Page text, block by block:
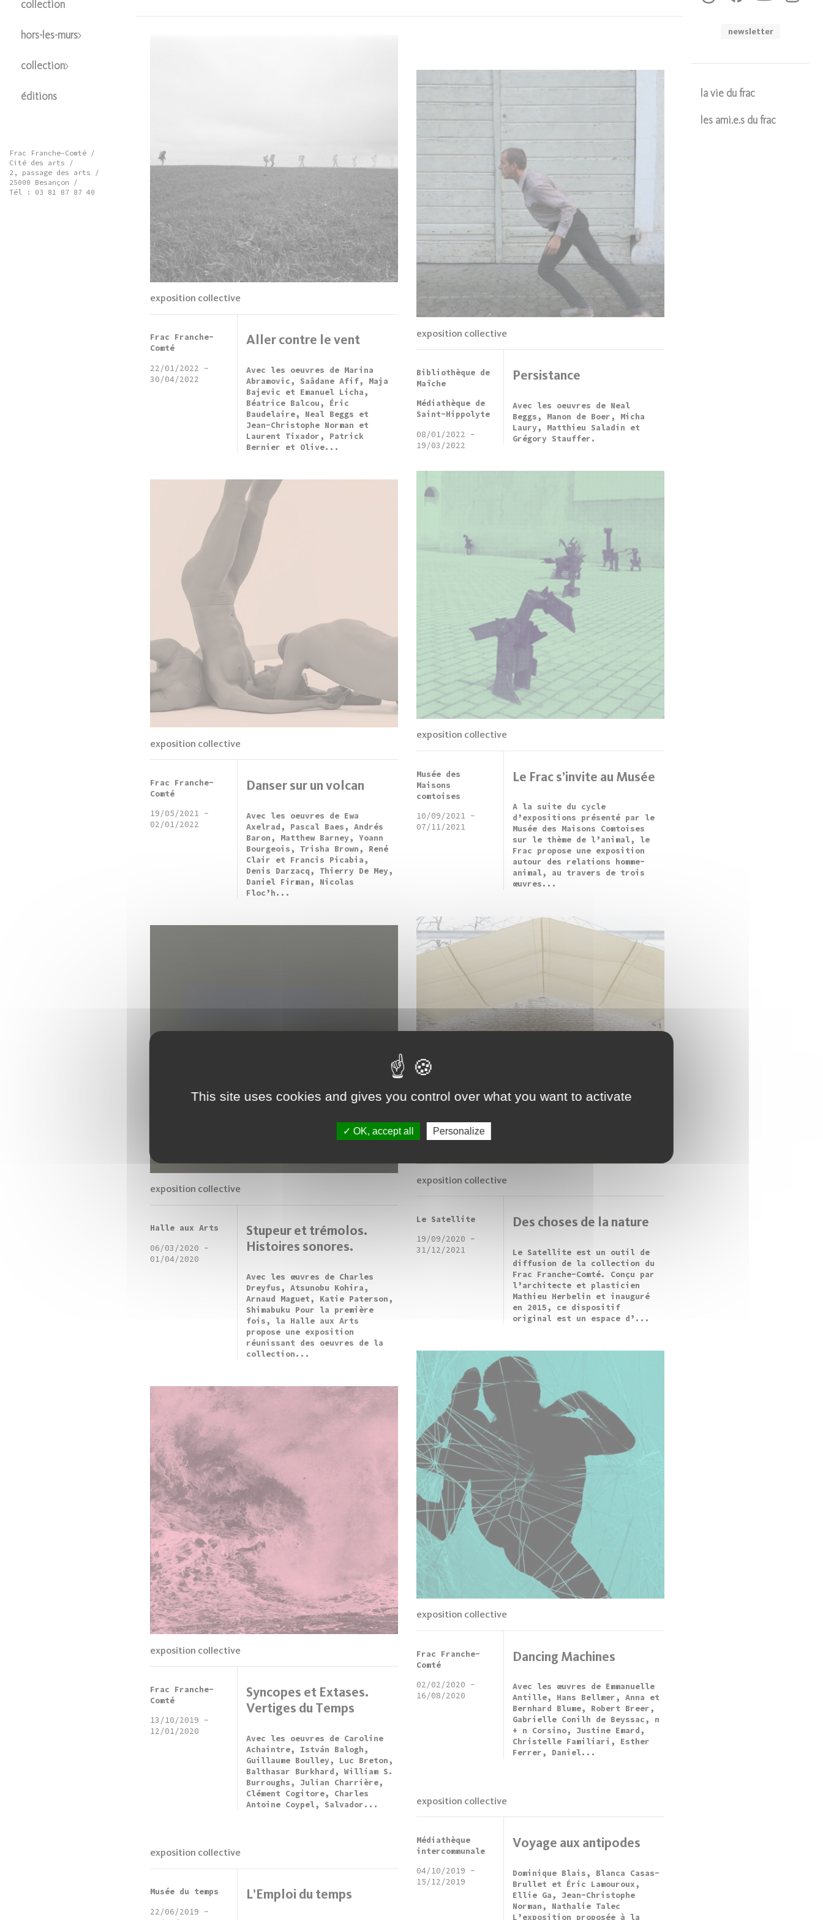
collection
hors-les-murs
collection
éditions
Frac Franche-Comté /
Cité des arts /
2, passage des arts /
25000 Besançon /
Tél : 03 81 87 87 40
newsletter
la vie du frac
les ami.e.s du frac
exposition collective
Aller contre le vent
Avec les oeuvres de Marina
Abramovic, Saâdane Afif, Maja
Bajevic et Emanuel Licha,
Béatrice Balcou, Éric
Baudelaire, Neal Beggs et
Jean-Christophe Norman et
Laurent Tixador, Patrick
Bernier et Olive...
Frac Franche-
Comté
22/01/2022 -
30/04/2022
exposition collective
Persistance
Avec les oeuvres de Neal
Beggs, Manon de Boer, Micha
Laury, Matthieu Saladin et
Grégory Stauffer.
Bibliothèque de
Maîche
Médiathèque de
Saint-Hippolyte
08/01/2022 -
19/03/2022
exposition collective
Le Frac s’invite au Musée
A la suite du cycle
d’expositions présenté par le
Musée des Maisons Comtoises
sur le thème de l’animal, le
Frac propose une exposition
autour des relations homme-
animal, au travers de trois
œuvres...
Musée des
Maisons
comtoises
10/09/2021 -
07/11/2021
exposition collective
Danser sur un volcan
Avec les oeuvres de Ewa
Axelrad, Pascal Baes, Andrés
Baron, Matthew Barney, Yoann
Bourgeois, Trisha Brown, René
Clair et Francis Picabia,
Denis Darzacq, Thierry De Mey,
Daniel Firman, Nicolas
Floc’h...
Frac Franche-
Comté
19/05/2021 -
02/01/2022
exposition collective
Des choses de la nature
Le Satellite est un outil de
diffusion de la collection du
Frac Franche-Comté. Conçu par
l’architecte et plasticien
Mathieu Herbelin et inauguré
en 2015, ce dispositif
original est un espace d’...
Le Satellite
19/09/2020 -
31/12/2021
exposition collective
Stupeur et trémolos.
Histoires sonores.
Avec les œuvres de Charles
Dreyfus, Atsunobu Kohira,
Arnaud Maguet, Katie Paterson,
Shimabuku Pour la première
fois, la Halle aux Arts
propose une exposition
réunissant des oeuvres de la
collection...
Halle aux Arts
06/03/2020 -
01/04/2020
exposition collective
Dancing Machines
Avec les œuvres de Emmanuelle
Antille, Hans Bellmer, Anna et
Bernhard Blume, Robert Breer,
Gabrielle Conilh de Beyssac, n
+ n Corsino, Justine Emard,
Christelle Familiari, Esther
Ferrer, Daniel...
Frac Franche-
Comté
02/02/2020 -
16/08/2020
exposition collective
Syncopes et Extases.
Vertiges du Temps
Avec les oeuvres de Caroline
Achaintre, István Balogh,
Guillaume Boulley, Luc Breton,
Balthasar Burkhard, William S.
Burroughs, Julian Charrière,
Clément Cogitore, Charles
Antoine Coypel, Salvador...
Frac Franche-
Comté
13/10/2019 -
12/01/2020
exposition collective
Voyage aux antipodes
Dominique Blais, Blanca Casas-
Brullet et Éric Lamouroux,
Ellie Ga, Jean-Christophe
Norman, Nathalie Talec
L’exposition proposée à la
Médiathèque
intercommunale
04/10/2019 -
15/12/2019
exposition collective
L’Emploi du temps
Musée du temps
22/06/2019 -
This site uses cookies and gives you control over what you want to activate
OK, accept all Personalize